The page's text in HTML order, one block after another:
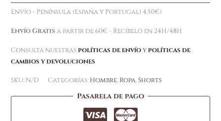
Envío - Península (España y Portugal) 4,50€)
Envío Gratis a partir de 60€ - Recíbelo en 24H/48H
Consulta nuestras políticas de envíoy políticas de
cambios y devoluciones
SKU: N/D Categorías: Hombre, Ropa,Shorts
Pasarela de pago